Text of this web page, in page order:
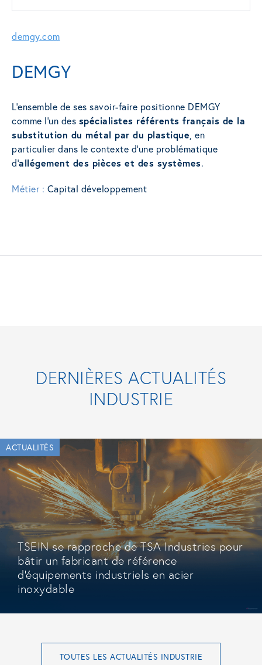
demgy.com
DEMGY
L’ensemble de ses savoir-faire positionne DEMGY
comme l’un des spécialistes référents français de la
substitution du métal par du plastique , en
particulier dans le contexte d’une problématique
d’allégement des pièces et des systèmes.
Métier : Capital développement
DERNIÈRES ACTUALITÉS
INDUSTRIE
ACTUALITÉS
TSEIN se rapproche de TSA Industries pour
bâtir un fabricant de référence
d'équipements industriels en acier
inoxydable
TOUTES LES ACTUALITÉS INDUSTRIE